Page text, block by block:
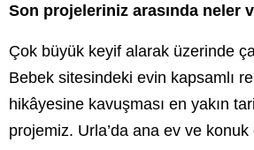
Son projeleriniz arasında neler
Çok büyük keyif alarak üzerinde
Bebek sitesindeki evin kapsamlı
hikâyesine kavuşması en yakın
projemiz. Urla’da ana ev ve